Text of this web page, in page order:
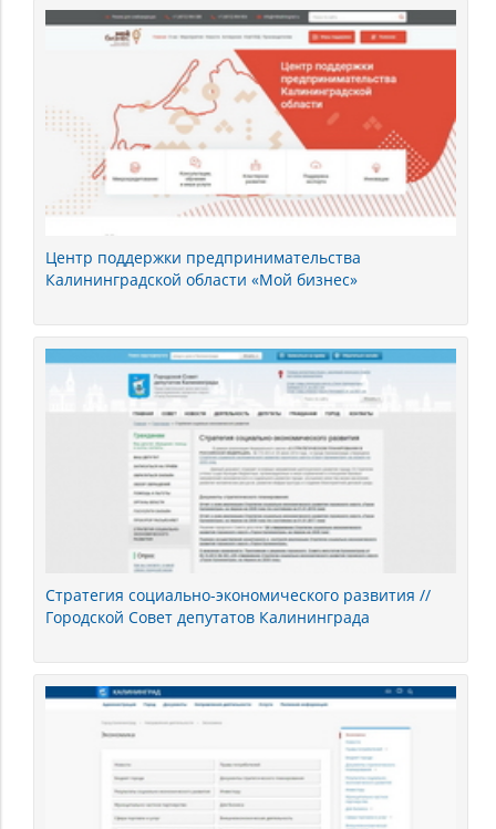
Центр поддержки предпринимательства
Калининградской области «Мой бизнес»
Стратегия социально-экономического развития //
Городской Совет депутатов Калининграда